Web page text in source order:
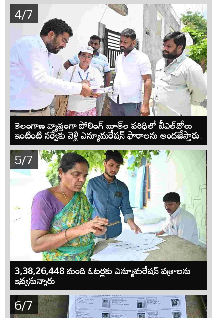
4/7
తెలంగాణ వ్యాప్తంగా పోలింగ్‌ బూత్‌ల పరిధిలో బీఎల్‌వోలు
ఇంటింటి సర్వేకు వెళ్లి ఎన్యూమరేషన్ ఫారాలను అందజేస్తారు.
5/7
3,38,26,448 మంది ఓటర్లకు ఎన్యూమరేషన్‌ పత్రాలను
ఇవ్వనున్నారు
6/7